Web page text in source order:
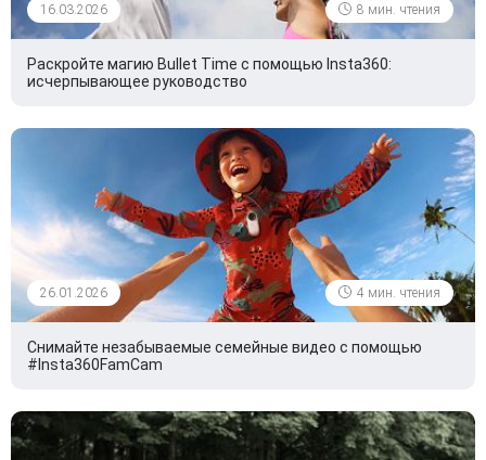
16.03.2026 8 мин. чтения
Раскройте магию Bullet Time с помощью Insta360:
исчерпывающее руководство
26.01.2026 4 мин. чтения
Снимайте незабываемые семейные видео с помощью
#Insta360FamCam